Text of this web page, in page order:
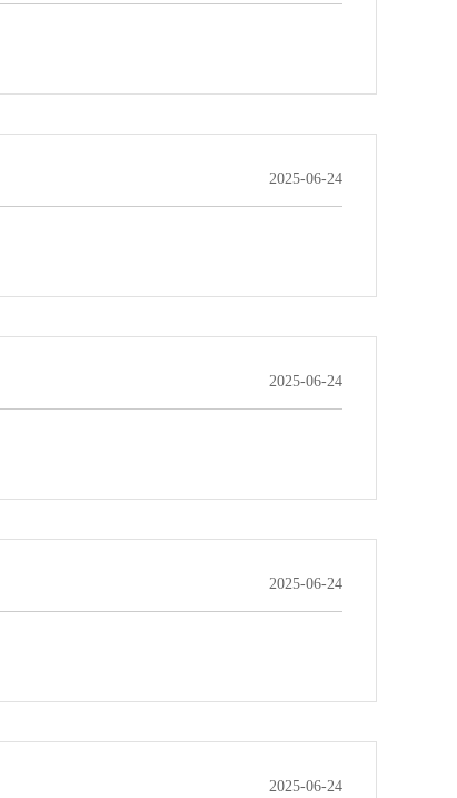
2025-06-24
2025-06-24
2025-06-24
2025-06-24